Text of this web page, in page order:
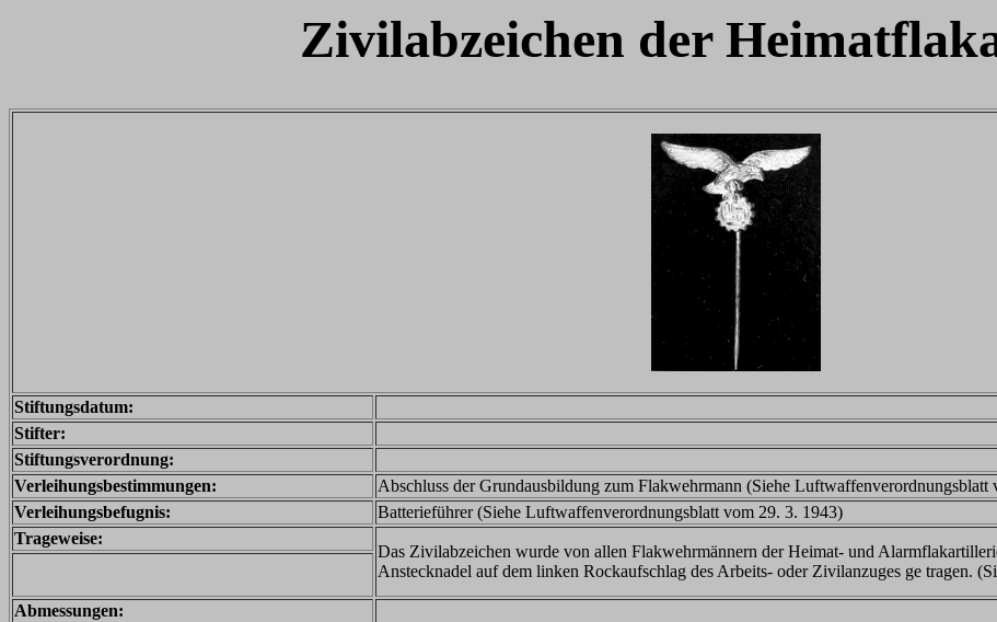
Zivilabzeichen der
Stiftungsdatum:
Stifter:
Stiftungsverordnung:
Verleihungsbestimmungen:
Abschluss der Grundausbildung zum Flakwehrmann (Siehe Luftwaffenverordnungsblatt
Verleihungsbefugnis:
Batterieführer (Siehe Luftwaffenverordnungsblatt vom 29. 3. 1943)
Trageweise:
Das Zivilabzeichen wurde von allen Flakwehrmännern der Heimat- und
Anstecknadel auf dem linken Rockaufschlag des Arbeits- oder Zivilanzuges ge tragen.
Abmessungen: